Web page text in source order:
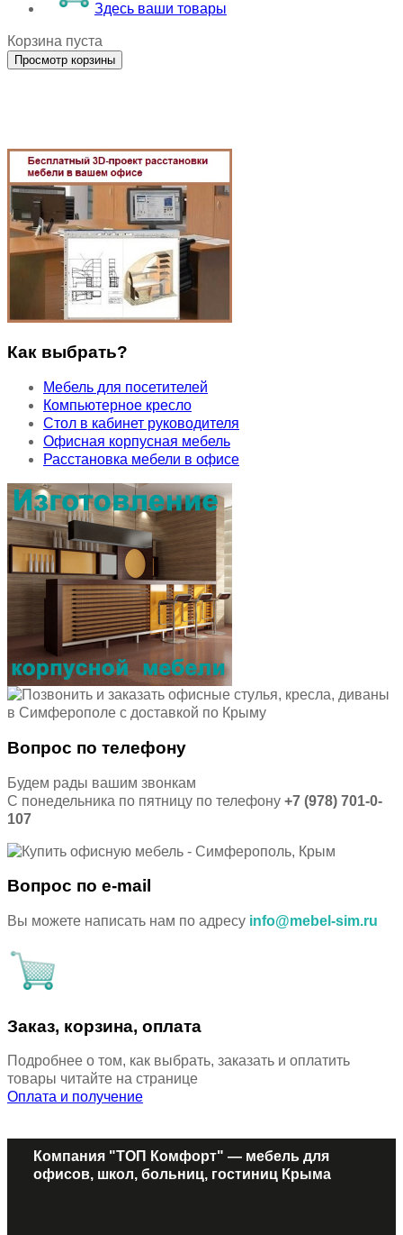
Здесь ваши товары
Корзина пуста
Как выбрать?
Мебель для посетителей
Компьютерное кресло
Стол в кабинет руководителя
Офисная корпусная мебель
Расстановка мебели в офисе
Вопрос по телефону
Будем рады вашим звонкам
С понедельника по пятницу по телефону +7 (978) 701-0-
107
Вопрос по e-mail
Вы можете написать нам по адресу info@mebel-sim.ru
Заказ, корзина, оплата
Подробнее о том, как выбрать, заказать и оплатить
товары читайте на странице
Оплата и получение
Компания "ТОП Комфорт" — мебель для
офисов, школ, больниц, гостиниц Крыма